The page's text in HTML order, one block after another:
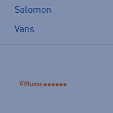
Salomon
Vans